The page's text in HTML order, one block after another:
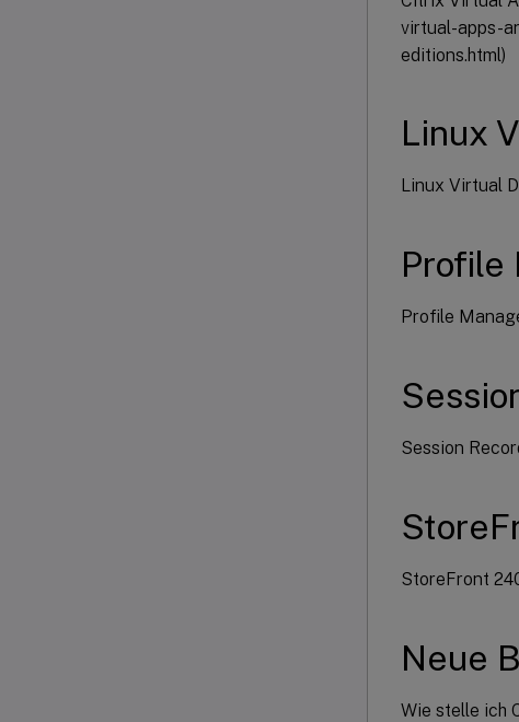
virtual-apps-
editions.html)
Linux
Linux Virtual
Profile
Profile
Session
StoreFront
Neue
Wie stelle ich